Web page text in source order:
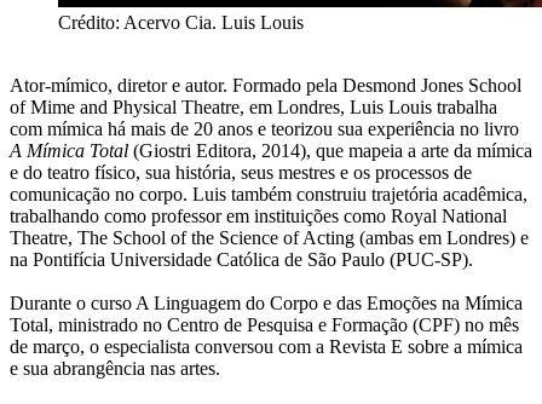
Crédito: Acervo Cia. Luis Louis
Ator-mímico, diretor e autor. Formado pela Desmond Jones School
of Mime and Physical Theatre, em Londres, Luis Louis trabalha
com mímica há mais de 20 anos e teorizou sua experiência no livro
A Mímica Total (Giostri Editora, 2014), que mapeia a arte da mímica
e do teatro físico, sua história, seus mestres e os processos de
comunicação no corpo. Luis também construiu trajetória acadêmica,
trabalhando como professor em instituições como Royal National
Theatre, The School of the Science of Acting (ambas em Londres) e
na Pontifícia Universidade Católica de São Paulo (PUC-SP).
Durante o curso A Linguagem do Corpo e das Emoções na Mímica
Total, ministrado no Centro de Pesquisa e Formação (CPF) no mês
de março, o especialista conversou com a Revista E sobre a mímica
e sua abrangência nas artes.